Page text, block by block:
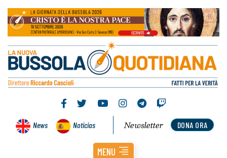
News Noticias DONA ORA
Newsletter
MENU